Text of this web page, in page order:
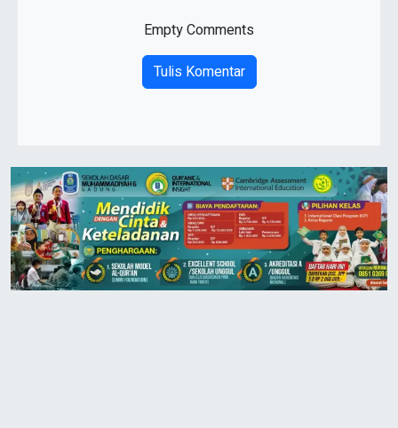
Empty Comments
Tulis Komentar